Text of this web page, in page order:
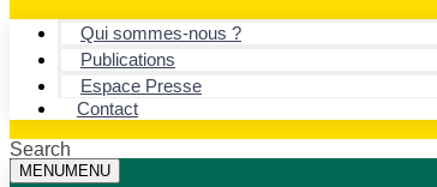
Qui sommes-nous ?
Publications
Espace Presse
Contact
Search
MENUMENU